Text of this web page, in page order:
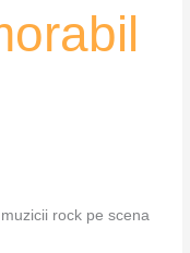
rock pe scena